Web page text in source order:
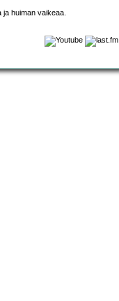
ja huiman vaikeaa.